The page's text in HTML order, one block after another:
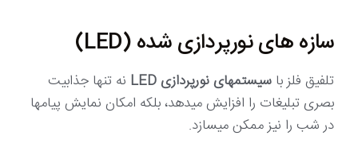
سازه های نورپردازی شده (LED)
تلفیق فلز با سیستمهای نورپردازی LED
نه تنها جذابیت
بصری تبلیغات را افزایش میدهد، بلکه امکان نمایش پیامها
در شب را نیز ممکن میسازد.